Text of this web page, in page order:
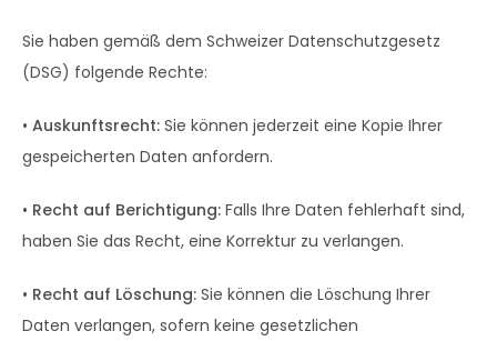
Sie haben gemäß dem Schweizer Datenschutzgesetz
(DSG) folgende Rechte:
• Auskunftsrecht: Sie können jederzeit eine Kopie Ihrer
gespeicherten Daten anfordern.
• Recht auf Berichtigung: Falls Ihre Daten fehlerhaft sind,
haben Sie das Recht, eine Korrektur zu verlangen.
• Recht auf Löschung: Sie können die Löschung Ihrer
Daten verlangen, sofern keine gesetzlichen